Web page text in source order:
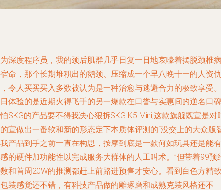
深度程序员，我的颈后肌群几乎日复一日地哀嚎着摆脱颈椎病
命，那个长期堆积出的鹅颈、压缩成一个早八晚十一的人资仇
令人买买买入多数被认为是一种治愈与逃避合力的极致享受。
体验的是近期火得飞手的另一爆款在口誉与实惠间的逆名口碑
SKG的产品要不得我决心狠拆SKG K5 Mini,这款旗舰既宣是对
宣做出一番软和新的形态定下本质体评测的“没交上的大众版
产品到手之前一直在构思，按摩到底是一款何如玩具还是能有
的硬件加功能性以完成服务大群体的人工叫术。”但带着99预
和首周20W的推测都赶上前路进预售才安心。看到白色方精致
装感觉还不错，有科技产品做的雕琢磨和成熟克装风格还不